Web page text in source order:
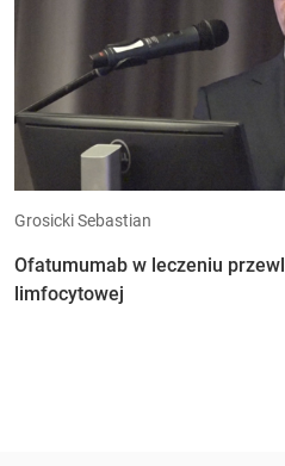
Grosicki Sebastian
Ofatumumab w leczeniu
limfocytowej